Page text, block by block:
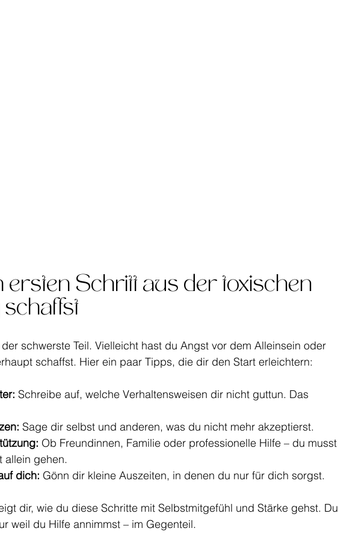
ersten Schritt aus der toxischen
schwerste Teil. Vielleicht hast du Angst vor dem Alleinsein oder
schaffst. Hier ein paar Tipps, die dir den Start erleichtern:
Schreibe auf, welche Verhaltensweisen dir nicht guttun. Das
Sage dir selbst und anderen, was du nicht mehr akzeptierst.
Ob Freundinnen, Familie oder professionelle Hilfe – du musst
allein gehen.
dich: Gönn dir kleine Auszeiten, in denen du nur für dich sorgst.
dir, wie du diese Schritte mit Selbstmitgefühl und Stärke gehst. Du
weil du Hilfe annimmst – im Gegenteil.